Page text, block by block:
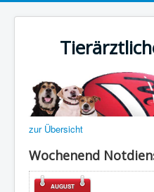
zur Übersicht
Wochenend
AUGUST